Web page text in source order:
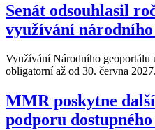
Senát odsouhlasil
využívání
Využívání Národního geoportálu
obligatorní až od 30. června 2027.
MMR poskytne
podporu